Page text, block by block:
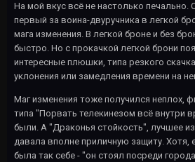
На мой вкус всё не настолько печально.
первый за воина-двуручника в легкой
мага изменения. В легкой броне и без
быстро. Но с прокачкой легкой брони
интересные плюшки, типа резкого
уклонения или замедления времени на
Маг изменения тоже получился неплох,
типа "Порвать телекинезом всё внутри
были. А "Драконья стойкость", лучшее
давала вполне приличную защиту. Хотя,
была так себе - "он стоял посреди